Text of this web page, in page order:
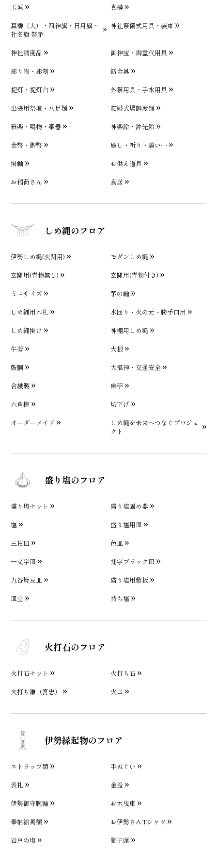
玉垣
真榊
真榊（大）・四神旗・日月旗・
社名旗 祭矛
神社祭儀式用具・装束
神社調度品
御神宝・御霊代用具
彫り物・彫刻
錺金具
提灯・提灯台
外祭用具・手水用具
出張用祭壇・八足類
結婚式場調度類
雅楽・鳴物・楽器
神楽鈴・鉾先鈴
金幣・御幣
癒し・祈り・願い…
掛軸
お供え道具
お稲荷さん
鳥居
しめ縄のフロア
伊勢しめ縄(玄関用)
モダンしめ縄
玄関用(青物無し)
玄関用(青物付き)
ミニサイズ
茅の輪
しめ縄用木札
水回り・火の元・勝手口用
しめ縄掛け
神棚用しめ縄
牛蒡
大根
鼓胴
大福神・交通安全
合繊製
麻苧
六角棒
切下げ
オーダーメイド
しめ縄を未来へつなぐプロジェ
クト
盛り塩のフロア
盛り塩セット
盛り塩固め器
塩
盛り塩用皿
三柑皿
色皿
一文字皿
梵字ブラック皿
九谷焼豆皿
盛り塩用敷板
皿立
持ち塩
火打石のフロア
火打石セット
火打ち石
火打ち鎌（宮忠）
火口
伊勢縁起物のフロア
ストラップ類
手ぬぐい
表札
金盃
伊勢御守腕輪
お木曳車
奉納絵馬額
お伊勢さんTシャツ
岩戸の塩
獅子頭